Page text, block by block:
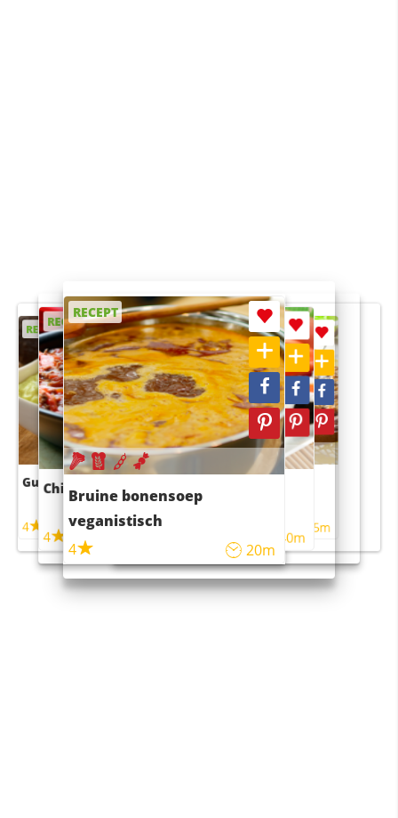
RECEPT
Guacamole
4
RECEPT
Chili con carne
4
RECEPT
Bruine bonensoep
veganistisch
4
20m
RECEPT
Sushi rijstsalade
maaltijdsalade
40m
RECEPT
4 55m